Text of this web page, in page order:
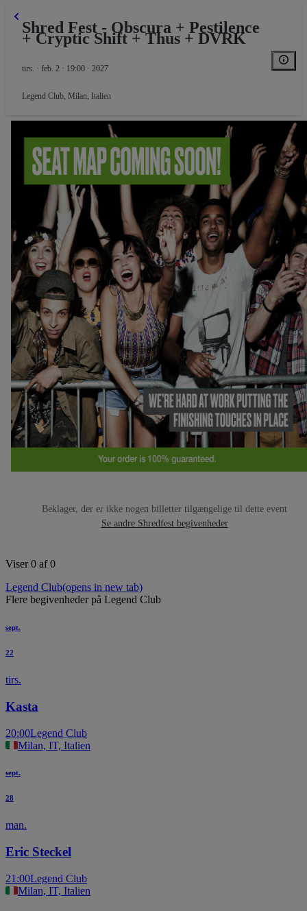
Shred Fest - Obscura + Pestilence
+ Cryptic Shift + Thus + DVRK
tirs. · feb. 2 · 19:00 · 2027
Legend Club, Milan, Italien
Beklager, der er ikke nogen billetter tilgængelige til dette event
Se andre Shredfest begivenheder
Viser 0 af 0
Legend Club(opens in new tab)
Flere begivenheder på Legend Club
sept.
22
tirs.
Kasta
20:00Legend Club
Milan, IT, Italien
sept.
28
man.
Eric Steckel
21:00Legend Club
Milan, IT, Italien